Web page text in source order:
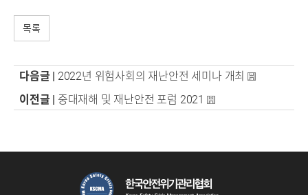
목록
다음글 | 2022년 위험사회의 재난안전 세미나 개최
이전글 | 중대재해 및 재난안전 포럼 2021